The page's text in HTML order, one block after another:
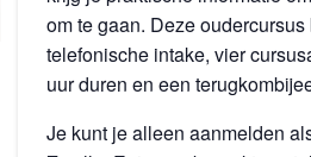
om te gaan. Deze
telefonische intake, vier
uur duren en een
Je kunt je alleen aanmelden